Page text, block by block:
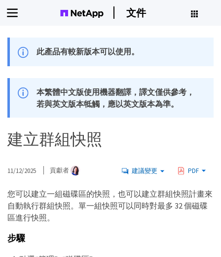
文件
此產品有較新版本可以使用。
本繁體中文版使用機器翻譯，譯文僅供參考，
若與英文版本牴觸，應以英文版本為準。
建立群組快照
11/12/2025 貢獻者 建議變更 PDF
您可以建立一組磁碟區的快照，也可以建立群組快照計畫來
自動執行群組快照。單一組快照可以同時對最多 32 個磁碟
區進行快照。
步驟